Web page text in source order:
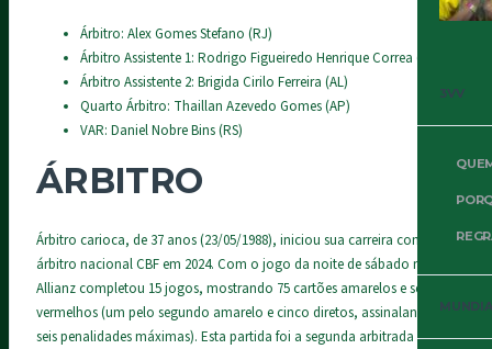
3VV
Árbitro: Alex Gomes Stefano (RJ)
Árbitro Assistente 1: Rodrigo Figueiredo Henrique Correa (RJ)
Árbitro Assistente 2: Brigida Cirilo Ferreira (AL)
Quarto Árbitro: Thaillan Azevedo Gomes (AP)
VAR: Daniel Nobre Bins (RS)
ÁRBITRO
Árbitro carioca, de 37 anos (23/05/1988), iniciou sua carreira como
árbitro nacional CBF em 2024. Com o jogo da noite de sábado no
Allianz completou 15 jogos, mostrando 75 cartões amarelos e seis
vermelhos (um pelo segundo amarelo e cinco diretos, assinalando
seis penalidades máximas). Esta partida foi a segunda arbitrada por